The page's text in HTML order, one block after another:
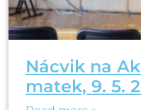
Nácvik na
matek, 9. 5.